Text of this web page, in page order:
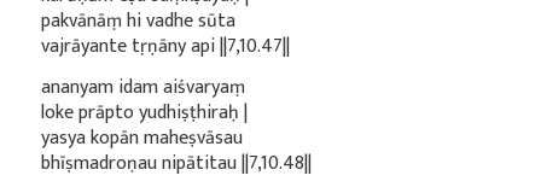
pakvānāṃ hi vadhe sūta
vajrāyante tṛṇāny api ||7,10.47||
ananyam idam aiśvaryaṃ
loke prāpto yudhiṣṭhiraḥ |
yasya kopān maheṣvāsau
bhīṣmadroṇau nipātitau ||7,10.48||